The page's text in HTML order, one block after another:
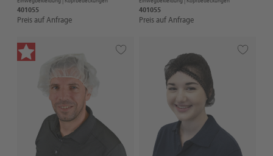
401055
Preis auf Anfrage
401055
Preis auf Anfrage